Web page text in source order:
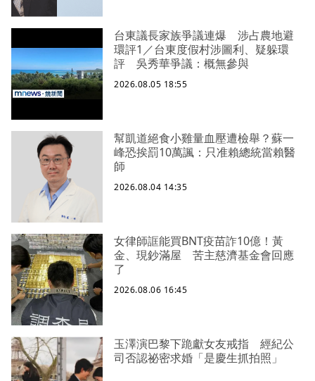
台東議長家族爭議連爆 涉占農地避
環評1／台東度假村涉圖利、疑躲環
評 吳秀華爭議：概無參與
2026.08.05 18:55
幫凱道絕食小雞量血壓遭檢舉？蘇一
峰恐挨罰10萬諷：只准賴總統當賴醫
師
2026.08.04 14:35
女律師誆能買BNT疫苗詐10億！黃
金、現鈔滿屋 苦主慈濟基金會回應
了
2026.08.06 16:45
玉澤演巴黎下跪獻女友戒指 經紀公
司否認祕密求婚「是慶生抓拍照」